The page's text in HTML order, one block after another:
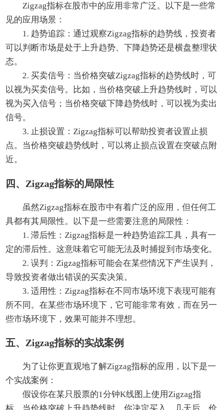
Zigzag指标在股市中的应用非常广泛。以下是一些常
见的应用场景：
1. 趋势追踪：通过观察Zigzag指标的趋势线，投资者
可以判断市场是处于上升趋势、下降趋势还是横盘整理状
态。
2. 买卖信号：当价格突破Zigzag指标的趋势线时，可
以视为买卖信号。比如，当价格突破上升趋势线时，可以
视为买入信号；当价格突破下降趋势线时，可以视为卖出
信号。
3. 止损设置：Zigzag指标可以帮助投资者设置止损
点。当价格突破趋势线时，可以将止损点设置在突破点附
近。
四、Zigzag指标的局限性
虽然Zigzag指标在股市中有着广泛的应用，但任何工
具都有其局限性。以下是一些需要注意的局限性：
1. 滞后性：Zigzag指标是一种趋势追踪工具，具有一
定的滞后性。这意味着它可能无法及时捕捉到市场变化。
2. 误判：Zigzag指标可能会在某些情况下产生误判，
导致投资者做出错误的买卖决策。
3. 适用性：Zigzag指标在不同市场环境下表现可能有
所不同。在某些市场环境下，它可能非常有效，而在另一
些市场环境下，效果可能并不理想。
五、Zigzag指标的实战案例
为了让你更直观地了解Zigzag指标的应用，以下是一
个实战案例：
假设你在某只股票的1分钟K线图上使用Zigzag指